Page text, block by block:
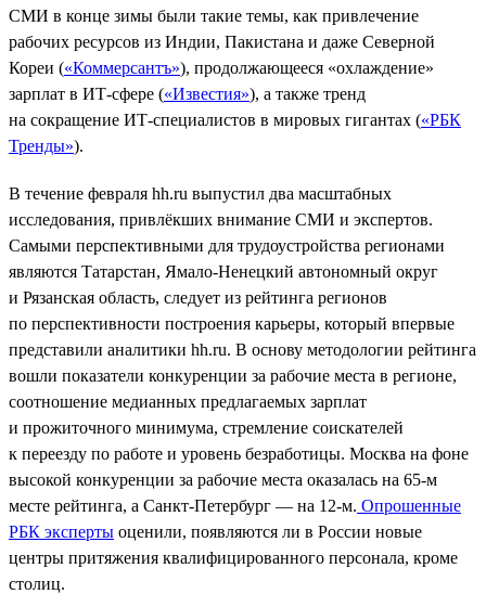
СМИ в конце зимы были такие темы, как привлечение
рабочих ресурсов из Индии, Пакистана и даже Северной
Кореи («Коммерсантъ»), продолжающееся «охлаждение»
зарплат в ИТ-сфере («Известия»), а также тренд
на сокращение ИТ-специалистов в мировых гигантах («РБК
Тренды»).
В течение февраля hh.ru выпустил два масштабных
исследования, привлёкших внимание СМИ и экспертов.
Самыми перспективными для трудоустройства регионами
являются Татарстан, Ямало-Ненецкий автономный округ
и Рязанская область, следует из рейтинга регионов
по перспективности построения карьеры, который впервые
представили аналитики hh.ru. В основу методологии рейтинга
вошли показатели конкуренции за рабочие места в регионе,
соотношение медианных предлагаемых зарплат
и прожиточного минимума, стремление соискателей
к переезду по работе и уровень безработицы. Москва на фоне
высокой конкуренции за рабочие места оказалась на 65-м
месте рейтинга, а Санкт-Петербург — на 12-м. Опрошенные
РБК эксперты оценили, появляются ли в России новые
центры притяжения квалифицированного персонала, кроме
столиц.